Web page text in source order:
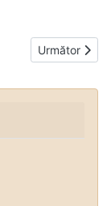
Articolul
Următor